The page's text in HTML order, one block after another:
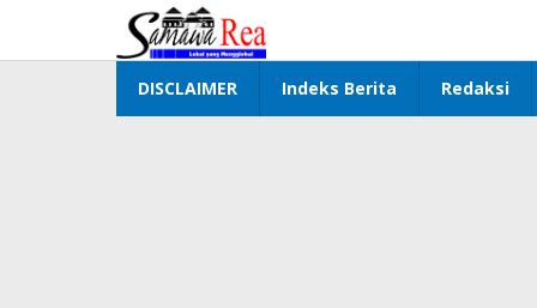
konten
DISCLAIMER Indeks Berita Redaksi